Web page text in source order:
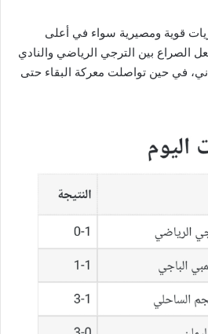
قوية ومصيرية سواء في أعلى
الصراع بين الترجي الرياضي والنادي
في حين تواصلت معركة البقاء حتى